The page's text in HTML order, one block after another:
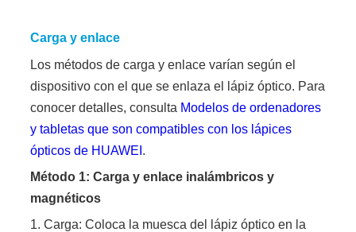
Carga y enlace
Los métodos de carga y enlace varían según el
dispositivo con el que se enlaza el lápiz óptico. Para
conocer detalles, consulta Modelos de ordenadores
y tabletas que son compatibles con los lápices
ópticos de HUAWEI .
Método 1: Carga y enlace inalámbricos y
magnéticos
1. Carga: Coloca la muesca del lápiz óptico en la